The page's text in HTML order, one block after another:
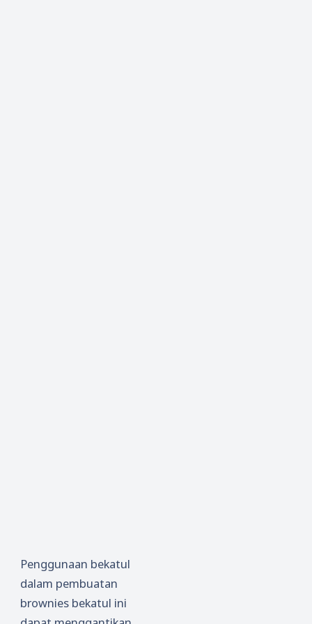
Penggunaan bekatul
dalam pembuatan
brownies bekatul ini